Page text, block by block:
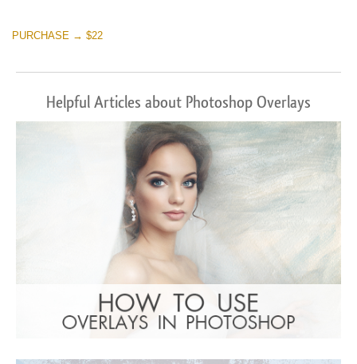
PURCHASE → $22
Helpful Articles about Photoshop Overlays